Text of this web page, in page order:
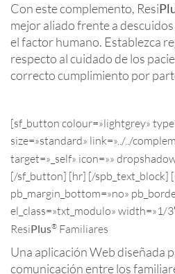
Con este complemento, Resi
mejor aliado frente a
el factor humano. Establezca
respecto al cuidado de los
correcto cumplimiento por
[sf_button colour=»lightgrey»
size=»standard» link=»../../
target=»_self» icon=»»
[/sf_button] [hr] [/spb_text_block]
pb_margin_bottom=»no»
el_class=»txt_modulo» width=»1/
ResiPlus® Familiares
Una aplicación Web diseñada
comunicación entre los